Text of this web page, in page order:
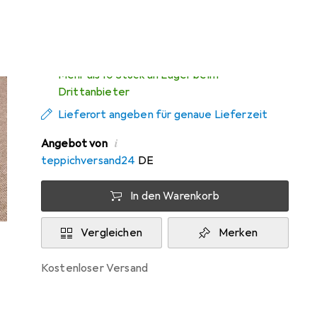
Mehr als 10 Stück an Lager beim
Drittanbieter
Lieferort angeben für genaue Lieferzeit
Angebot von i
teppichversand24 DE
In den Warenkorb
Vergleichen Merken
kostenloser Versand